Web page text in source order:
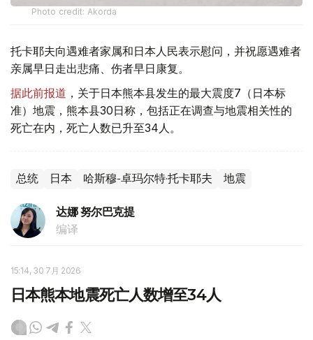
Photo credit: Akorda
托卡耶夫向遇难者家属和日本人民表示慰问，并祝愿遇难者
亲属早日走出悲痛、伤者早日康复。
据此前报道 ，关于日本熊本县发生的最大震度7（日本标
准）地震，熊本县30日称，包括正在调查与地震相关性的
死亡在内，死亡人数已升至34人。
总统 日本 哈斯穆-卓玛尔特·托卡耶夫 地震
达娜 努尔巴克提
编译
15:14, 30 7月 2026
日本熊本地震死亡人数增至34人